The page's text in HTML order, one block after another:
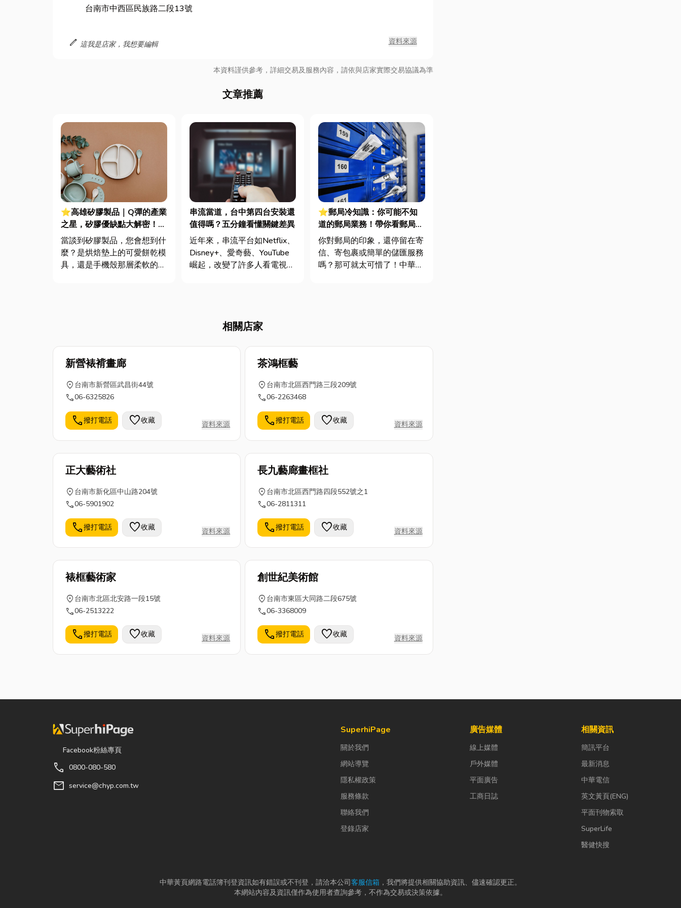
台南市中西區民族路二段13號
edit 這我是店家，我想要編輯 資料來源
本資料謹供參考，詳細交易及服務內容，請依與店家實際交易協議為準
文章推薦
⭐高雄矽膠製品｜Q彈的產業
之星，矽膠優缺點大解密！一
探其究竟您生活與科技的隱形
推手！
當談到矽膠製品，您會想到什
麼？是烘焙墊上的可愛餅乾模
具，還是手機殼那層柔軟的保
技術和創...
串流當道，台中第四台安裝還
值得嗎？五分鐘看懂關鍵差異
近年來，串流平台如Netflix、
Disney+、愛奇藝、YouTube
崛起，改變了許多人看電視的
型，走出一條與串流不同的
⭐郵局冷知識：你可能不知
道的郵局業務！帶你看郵局隱
藏版功能與規定，解鎖你對郵
局的全新認識！
你對郵局的印象，還停留在寄
信、寄包裹或簡單的儲匯服務
嗎？那可就太可惜了！中華郵
相關店家
新營裱褙畫廊
location_on 台南市新營區武昌街44號
call06-6325826
call撥打電話 favorite收藏 資料來源
茶鴻框藝
location_on 台南市北區西門路三段209號
call06-2263468
call撥打電話 favorite收藏 資料來源
正大藝術社
location_on 台南市新化區中山路204號
call06-5901902
call撥打電話 favorite收藏 資料來源
長九藝廊畫框社
location_on 台南市北區西門路四段552號之1
call06-2811311
call撥打電話 favorite收藏 資料來源
裱框藝術家
location_on 台南市北區北安路一段15號
call06-2513222
call撥打電話 favorite收藏 資料來源
創世紀美術館
location_on 台南市東區大同路二段675號
call06-3368009
call撥打電話 favorite收藏 資料來源
Facebook粉絲專頁
call 0800-080-580
mail service@chyp.com.tw
SuperhiPage
關於我們
網站導覽
隱私權政策
服務條款
聯絡我們
登錄店家
廣告媒體
線上媒體
戶外媒體
平面廣告
工商日誌
相關資訊
簡訊平台
最新消息
中華電信
英文黃頁(ENG)
平面刊物索取
SuperLife
醫健快搜
中華黃頁網路電話簿刊登資訊如有錯誤或不刊登，請洽本公司客服信箱 ，我們將提供相關協助資訊、儘速確認更正。
本網站內容及資訊僅作為使用者查詢參考，不作為交易或決策依據。